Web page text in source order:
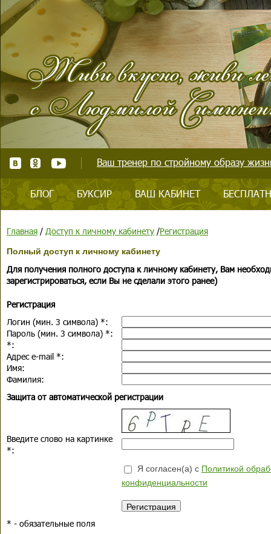
Ваш тренер по стройному образу
БЛОГ БУКСИР ВАШ КАБИНЕТ
Главная / Доступ к личному кабинету /Регистрация
Полный доступ к личному кабинету
Для получения полного доступа к личному кабинету, Вам
зарегистрироваться, если Вы не сделали этого ранее)
Регистрация
Логин (мин. 3 символа) *:
Пароль (мин. 3 символа) *:
*:
Адрес e-mail *:
Имя:
Фамилия:
Защита от автоматической регистрации
Введите слово на картинке
*:
Я согласен(а) с Политикой
конфиденциальности
* - обязательные поля